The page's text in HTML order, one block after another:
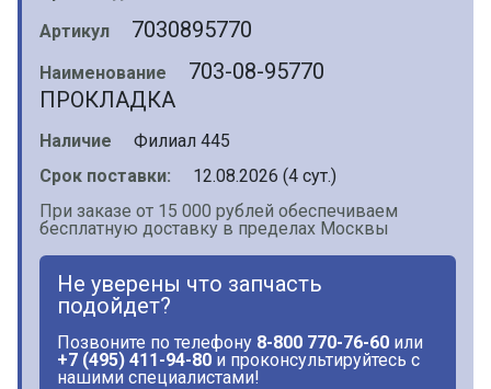
Артикул 7030895770
Наименование
703-08-95770
ПРОКЛАДКА
Наличие
Филиал 445
Срок поставки:
12.08.2026 (4 сут.)
При заказе от 15 000 рублей обеспечиваем
бесплатную доставку в пределах Москвы
Не уверены что запчасть
подойдет?
Позвоните по телефону 8-800 770-76-60 или
+7 (495) 411-94-80 и проконсультируйтесь с
нашими специалистами!